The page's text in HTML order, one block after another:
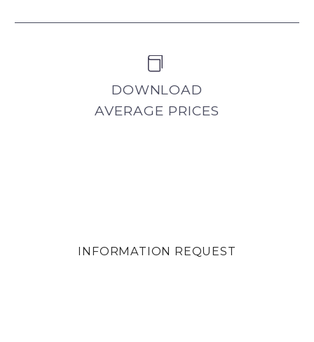


DOWNLOAD
AVERAGE PRICES
INFORMATION REQUEST